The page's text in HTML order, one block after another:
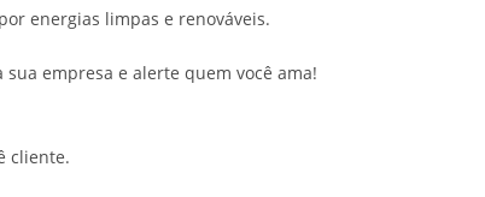
energias limpas e renováveis.
empresa e alerte quem você ama!
cliente.